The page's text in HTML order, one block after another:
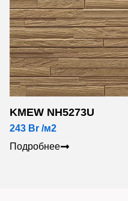
KMEW NH5273U
243 Br/м2
Подробнее